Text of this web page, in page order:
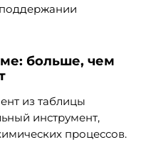
больше, чем
из таблицы
инструмент,
процессов.